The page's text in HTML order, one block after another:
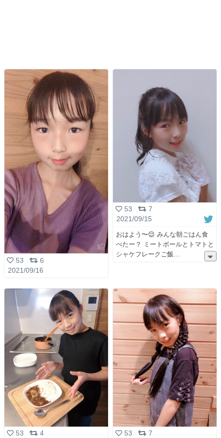
53
6
2021/09/16
53
7
2021/09/15
おはよう〜😌 みんな朝ごはん食
べたー？ ミートボールとトマトと
シャケフレークご飯
53
4
53
7